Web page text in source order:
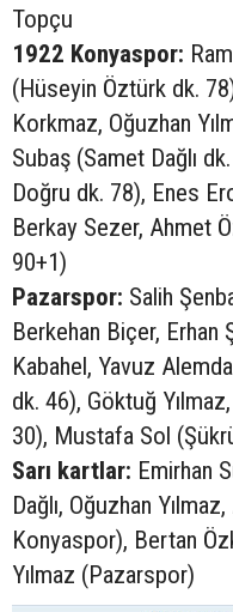
Topçu
1922 Konyaspor:
(Hüseyin Öztürk dk.
Korkmaz, Oğuzhan
Subaş (Samet Dağlı
Doğru dk. 78), Enes
Berkay Sezer, Ahmet
90+1)
Pazarspor: Salih
Berkehan Biçer,
Kabahel, Yavuz
dk. 46), Göktuğ
30), Mustafa Sol
Sarı kartlar: Emirhan
Dağlı, Oğuzhan
Konyaspor), Bertan
Yılmaz (Pazarspor)